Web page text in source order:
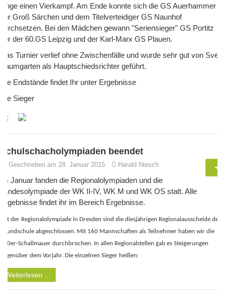
lange einen Vierkampf. Am Ende konnte sich die GS Auerhammer
vor Groß Särchen und dem Titelverteidiger GS Naunhof
durchsetzen. Bei den Mädchen gewann "Seriensieger" GS Portitz
vor der 60.GS Leipzig und der Karl-Marx GS Plauen.
Das Turnier verlief ohne Zwischenfälle und wurde sehr gut von Sven
Baumgarten als Hauptschiedsrichter geführt.
Die Endstände findet Ihr unter Ergebnisse
Die Sieger
Schulschacholympiaden beendet
Geschrieben am 28. Januar 2015 Harald Niesch
Im Januar fanden die Regionalolympiaden und die
Landesolympiade der WK II-IV, WK M und WK OS statt. Alle
Ergebnisse findet ihr im Bereich Ergebnisse.
Mit der Regionalolympiade in Dresden sind die diesjährigen Regionalausscheide der
Grundschule abgeschlossen. Mit 160 Mannschaften als Teilnehmer haben wir die
150er-Schallmauer durchbrochen. In allen Regionalstellen gab es Steigerungen
gegenüber dem Vorjahr. Die einzelnen Sieger heißen:
Weiterlesen ...